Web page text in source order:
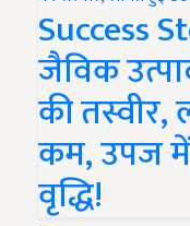
Success
जैविक
की
कम, उपज में
वृद्धि!